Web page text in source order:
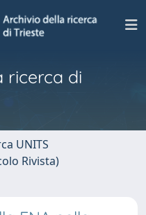
ricerca di
UNITS
Rivista)